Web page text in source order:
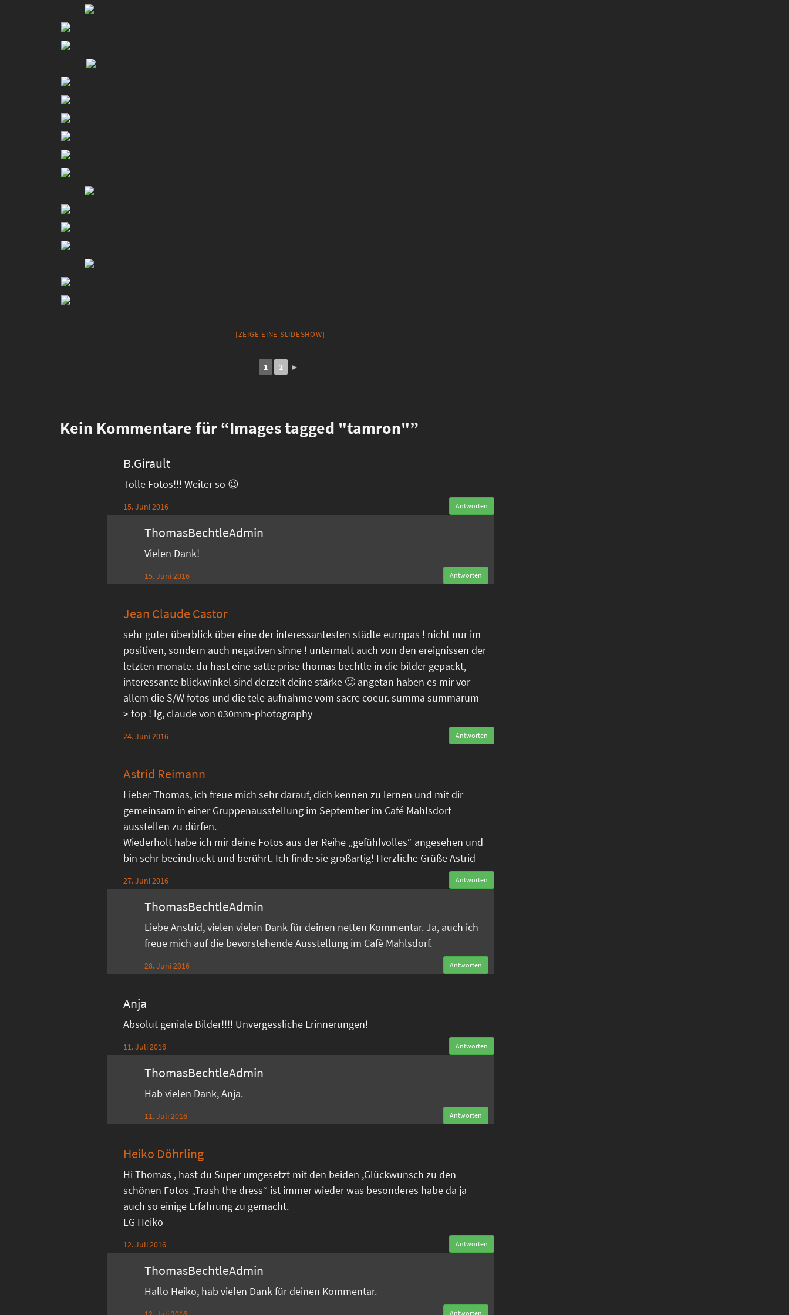
[ZEIGE EINE SLIDESHOW]
1 2 ►
Kein Kommentare für “Images tagged "tamron"”
B.Girault
Tolle Fotos!!! Weiter so 😉
15. Juni 2016 Antworten
ThomasBechtleAdmin
Vielen Dank!
15. Juni 2016 Antworten
Jean Claude Castor
sehr guter überblick über eine der interessantesten städte europas ! nicht nur im
positiven, sondern auch negativen sinne ! untermalt auch von den ereignissen der
letzten monate. du hast eine satte prise thomas bechtle in die bilder gepackt,
interessante blickwinkel sind derzeit deine stärke 🙂 angetan haben es mir vor
allem die S/W fotos und die tele aufnahme vom sacre coeur. summa summarum -
> top ! lg, claude von 030mm-photography
24. Juni 2016 Antworten
Astrid Reimann
Lieber Thomas, ich freue mich sehr darauf, dich kennen zu lernen und mit dir
gemeinsam in einer Gruppenausstellung im September im Café Mahlsdorf
ausstellen zu dürfen.
Wiederholt habe ich mir deine Fotos aus der Reihe „gefühlvolles“ angesehen und
bin sehr beeindruckt und berührt. Ich finde sie großartig! Herzliche Grüße Astrid
27. Juni 2016 Antworten
ThomasBechtleAdmin
Liebe Anstrid, vielen vielen Dank für deinen netten Kommentar. Ja, auch ich
freue mich auf die bevorstehende Ausstellung im Cafè Mahlsdorf.
28. Juni 2016 Antworten
Anja
Absolut geniale Bilder!!!! Unvergessliche Erinnerungen!
11. Juli 2016 Antworten
ThomasBechtleAdmin
Hab vielen Dank, Anja.
11. Juli 2016 Antworten
Heiko Döhrling
Hi Thomas , hast du Super umgesetzt mit den beiden ,Glückwunsch zu den
schönen Fotos „Trash the dress“ ist immer wieder was besonderes habe da ja
auch so einige Erfahrung zu gemacht.
LG Heiko
12. Juli 2016 Antworten
ThomasBechtleAdmin
Hallo Heiko, hab vielen Dank für deinen Kommentar.
Antworten